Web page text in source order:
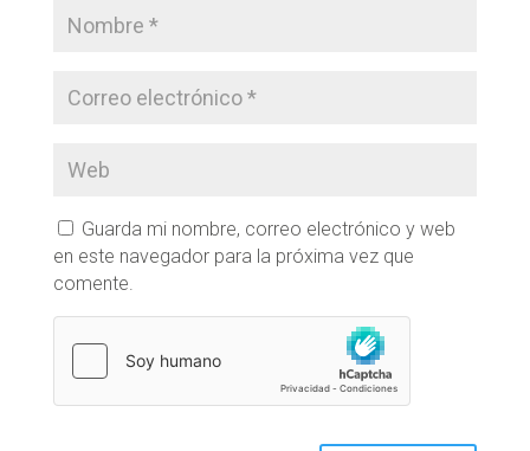
Guarda mi nombre, correo electrónico y web
en este navegador para la próxima vez que
comente.